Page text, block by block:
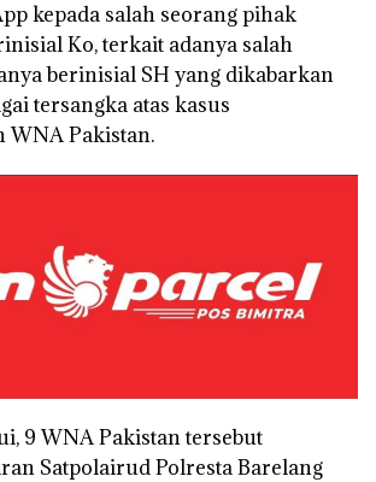
kepada salah seorang pihak
Ko, terkait adanya salah
berinisial SH yang dikabarkan
tersangka atas kasus
WNA Pakistan.
9 WNA Pakistan tersebut
Satpolairud Polresta Barelang